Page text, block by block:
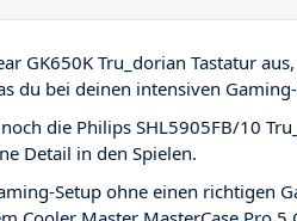
GK650K Tru_dorian Tastatur
du bei deinen intensiven
die Philips SHL5905FB/10
Detail in den Spielen.
Setup ohne einen richtigen